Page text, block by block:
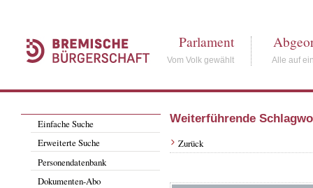
Parlament
Vom Volk gewählt Alle auf
Einfache Suche
Erweiterte Suche
Personendatenbank
Dokumenten-Abo
Weiterführende
Zurück